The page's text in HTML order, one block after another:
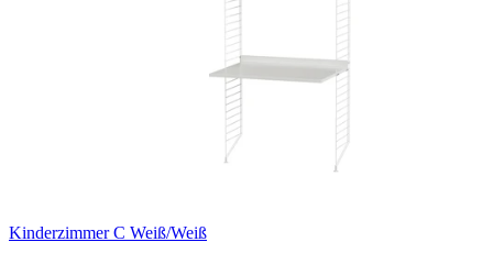
Kinderzimmer C Weiß/Weiß